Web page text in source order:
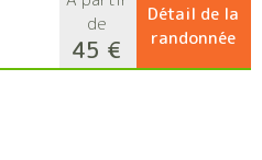
de
45 €
Détail de la
randonnée